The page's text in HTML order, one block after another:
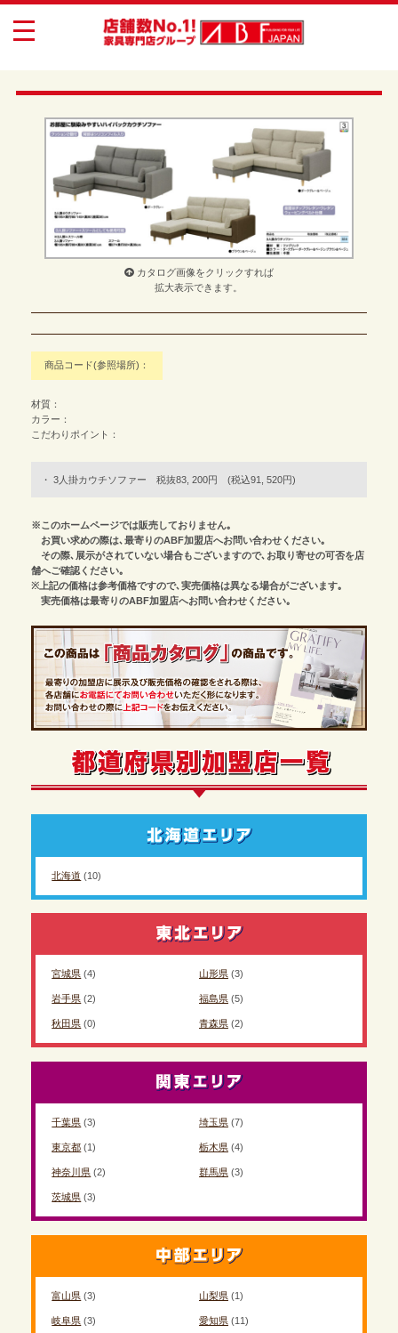
toggle
navigation
カタログ画像をクリックすれば
拡大表示できます。
商品コード(参照場所)：
材質：
カラー：
こだわりポイント：
3人掛カウチソファー 税抜83, 200円 (税込91, 520円)
※このホームページでは販売しておりません｡
お買い求めの際は､最寄りのABF加盟店へお問い合わせください｡
その際､展示がされていない場合もございますので､お取り寄せの可否を店
舗へご確認ください｡
※上記の価格は参考価格ですので､実売価格は異なる場合がございます｡
実売価格は最寄りのABF加盟店へお問い合わせください｡
北海道 (10)
宮城県 (4) 山形県(3)
岩手県 (2) 福島県(5)
秋田県 (0) 青森県(2)
千葉県 (3) 埼玉県(7)
東京都 (1) 栃木県(4)
神奈川県 (2) 群馬県(3)
茨城県 (3)
富山県 (3) 山梨県(1)
岐阜県 (3) 愛知県(11)